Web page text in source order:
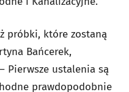
próbki, które zostaną
Bańcerek,
Pierwsze ustalenia są
prawdopodobnie